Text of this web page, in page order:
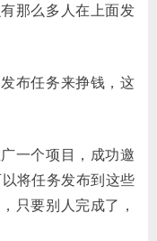
那么多人在上面发
布任务来挣钱，这
一个项目，成功邀
将任务发布到这些
只要别人完成了，